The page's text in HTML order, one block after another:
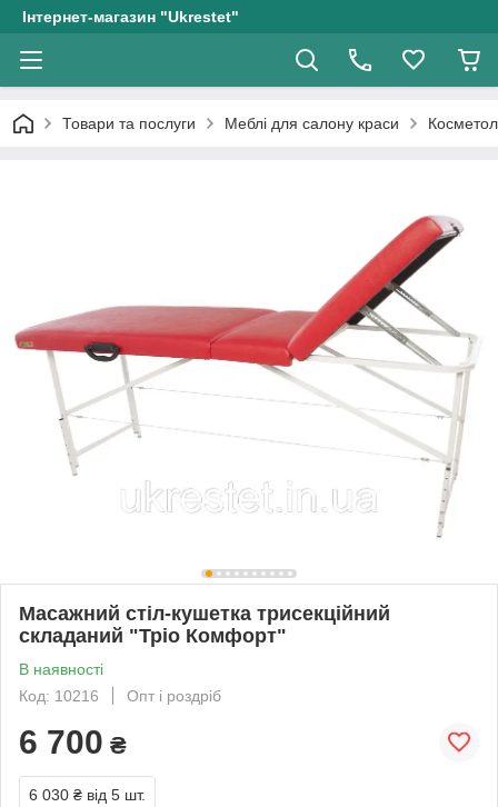
Інтернет-магазин "Ukrestet"
Товари та послуги Меблі для салону краси
Масажний стіл-кушетка трисекційний
складаний "Тріо Комфорт"
В наявності
Код: 10216
Опт і роздріб
6 700 ₴
6 030 ₴ від 5 шт.